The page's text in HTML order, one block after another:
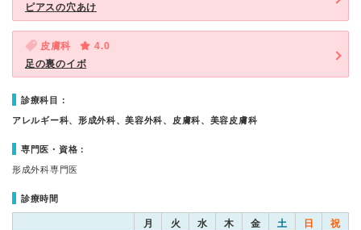
ピアスの穴あけ
皮膚科
4.0
足の裏のイボ
診療科目：
アレルギー科、形成外科、美容外科、皮膚科、美容皮膚科
専門医・資格：
形成外科専門医
診療時間
月 火 水 木 金 土 日 祝